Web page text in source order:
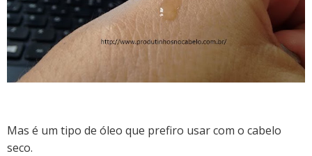
Mas é um tipo de óleo que prefiro usar com o cabelo
seco.